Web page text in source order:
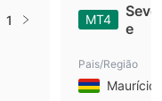
1 MT4
e
Pais/Região
Maurício